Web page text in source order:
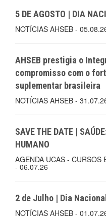
5 DE AGOSTO | DIA
NOTÍCIAS AHSEB -
AHSEB prestigia o
compromisso com o
suplementar brasileira
NOTÍCIAS AHSEB -
SAVE THE DATE |
HUMANO
AGENDA UCAS - CURSOS
- 06.07.26
2 de Julho | Dia
NOTÍCIAS AHSEB -